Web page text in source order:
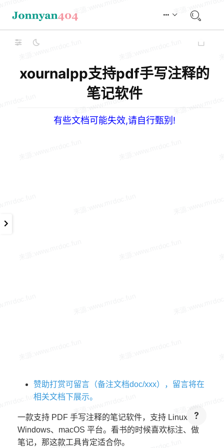
xournalpp支持pdf手写注释的
笔记软件
有些文档可能失效,请自行甄别!
赞助打赏可留言（备注文档doc/xxx），留言将在
相关文档下展示。
一款支持 PDF 手写注释的笔记软件，支持 Linux、
Windows、macOS 平台。看书的时候喜欢标注、做
笔记，那这款工具肯定适合你。